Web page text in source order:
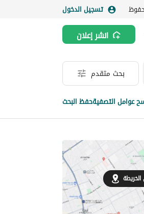
تسجيل الدخول
انشر إعلان
بحث متقدم
عوامل التصفيةحفظ البحث